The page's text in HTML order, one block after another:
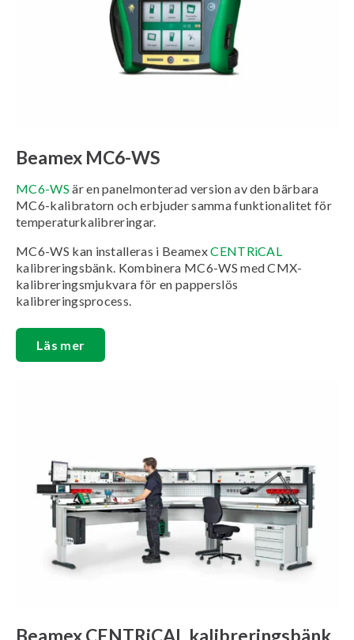
Beamex MC6-WS
MC6-WS är en panelmonterad version av den bärbara
MC6-kalibratorn och erbjuder samma funktionalitet för
temperaturkalibreringar.
MC6-WS kan installeras i BeamexCENTRiCAL
kalibreringsbänk. Kombinera MC6-WS med CMX-
kalibreringsmjukvara för en papperslös
kalibreringsprocess.
Läs mer
Beamex CENTRiCAL kalibreringsbänk